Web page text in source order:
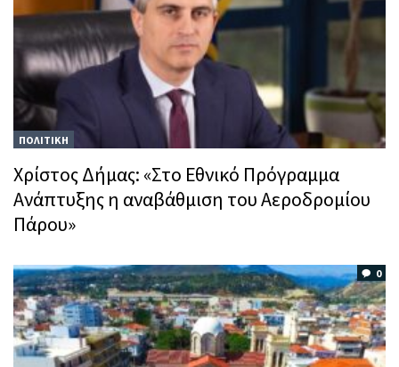
ΠΟΛΙΤΙΚΗ
Χρίστος Δήμας: «Στο Εθνικό Πρόγραμμα
Ανάπτυξης η αναβάθμιση του Αεροδρομίου
Πάρου»
0